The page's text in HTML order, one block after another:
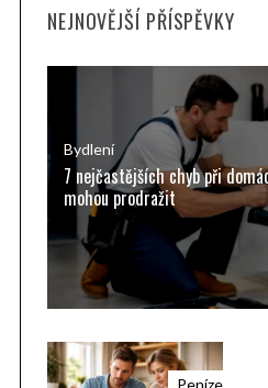
c
NEJNOVĚJŠÍ PŘÍSPĚVKY
Bydlení
7 nejčastějších chyb při
mohou prodražit